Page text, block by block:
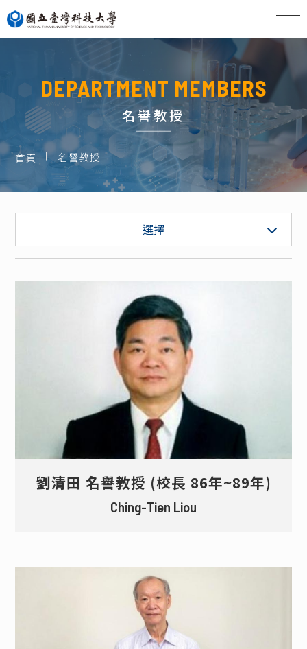
DEPARTMENT MEMBERS
名譽教授
首頁 名譽教授
選擇
專案教師
劉清田 名譽教授 (校長 86年~89年)
Ching-Tien Liou